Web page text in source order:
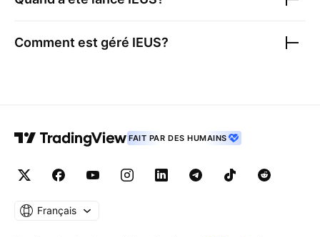
Comment est géré IEUS?
FAIT PAR DES HUMAINS
Français